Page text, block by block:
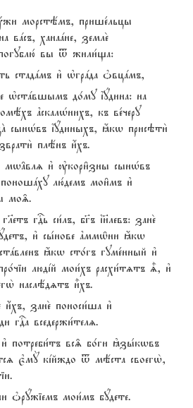
морстёмъ, прише1льцы
вaсъ, ханаaне, земле2
погублю1 вы t жили1ща:
стадaмъ и3 њгрaда nвцaмъ,
њстaвшымъ до1му їyдина: на
ґскалHнихъ, къ ве1черу
їyдиныхъ, ћкw присэти2
плёнъ и4хъ.
и3 ўкори6зны сынHвъ
лю1демъ мои6мъ и3
мо‰.
гDь си1лъ, бг7ъ ї}левъ: зане2
и3 сы1нове ґммw6ни ћкw
ћкw сто1гъ гуме1нный и3
людjй мои1хъ расхи1тzтъ |, и3
наслёдzтъ и5хъ.
и4хъ, зане2 поноси1ша и3
гDа вседержи1телz.
потреби1тъ вс‰ бо1ги kзы1кwвъ
є3мY кjйждо t мёста своегw2,
nрyжіемъ мои1мъ бyдете.